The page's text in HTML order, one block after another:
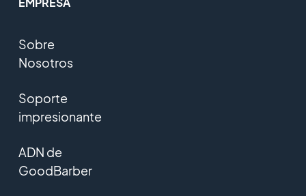
Sobre
Nosotros
Soporte
impresionante
ADN de
GoodBarber